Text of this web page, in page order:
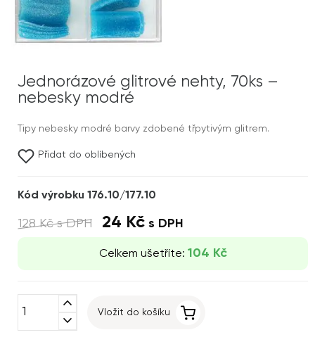
Jednorázové glitrové nehty, 70ks –
nebesky modré
Tipy nebesky modré barvy zdobené třpytivým glitrem.
Přidat do oblíbených
Kód výrobku 176.10/177.10
128 Kčs DPH 24 Kč s DPH
Celkem ušetříte: 104 Kč
expand_less
expand_more
Vložit do košíku